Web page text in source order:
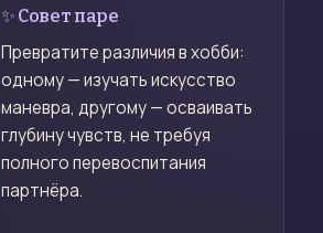
✨ Совет паре
Превратите различия в хобби:
одному — изучать искусство
маневра, другому — осваивать
глубину чувств, не требуя
полного перевоспитания
партнёра.